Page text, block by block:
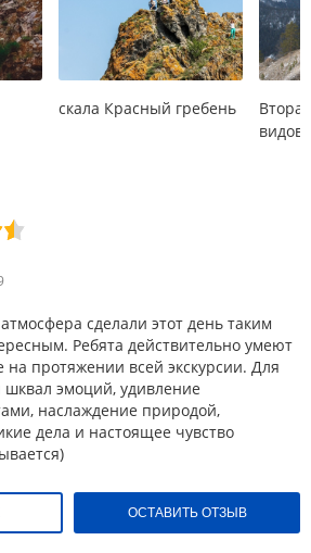
скала Красный гребень
сделали этот день таким
Ребята действительно умеют
на протяжении всей экскурсии. Для
эмоций, удивление
наслаждение природой,
дела и настоящее чувство
ОСТАВИТЬ ОТЗЫВ